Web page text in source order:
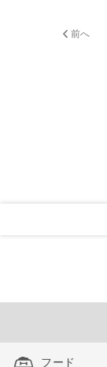
前へ
フード